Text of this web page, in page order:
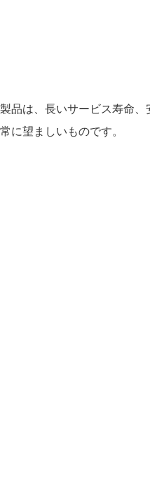
品は、長いサービス寿命
に望ましいものです。